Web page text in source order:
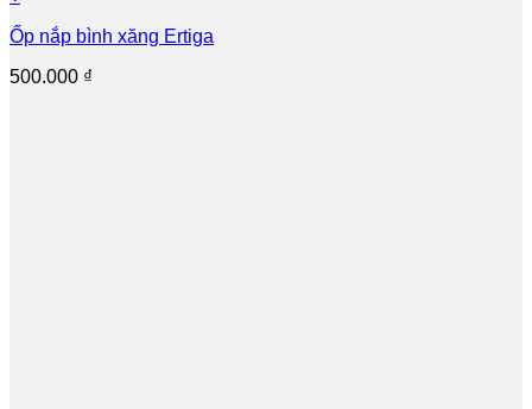
Ốp nắp bình xăng Ertiga
500.000 ₫